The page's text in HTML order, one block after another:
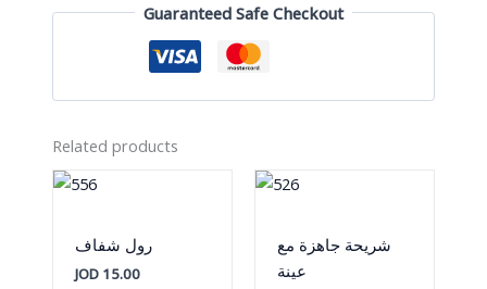
Guaranteed Safe Checkout
Related products
رول شفاف
JOD15.00
شريحة جاهزة مع
عينة